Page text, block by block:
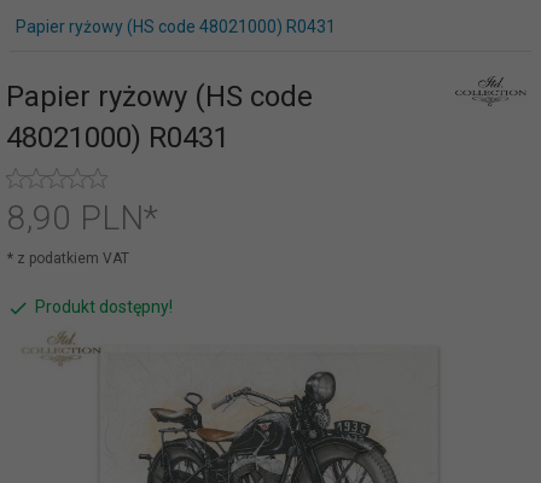
Papier ryżowy (HS code 48021000) R0431
Papier ryżowy (HS code
48021000) R0431
8,90 PLN*
* z podatkiem VAT
Produkt dostępny!